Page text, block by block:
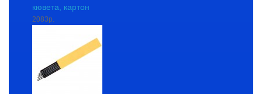
кювета, картон
2083р.